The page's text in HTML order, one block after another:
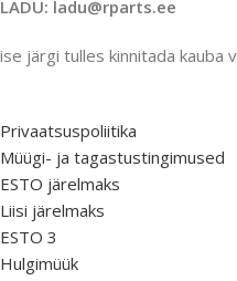
LADU: ladu@rparts.ee
ise järgi tulles kinnitada kauba
Privaatsuspoliitika
Müügi- ja tagastustingimused
ESTO järelmaks
Liisi järelmaks
ESTO 3
Hulgimüük